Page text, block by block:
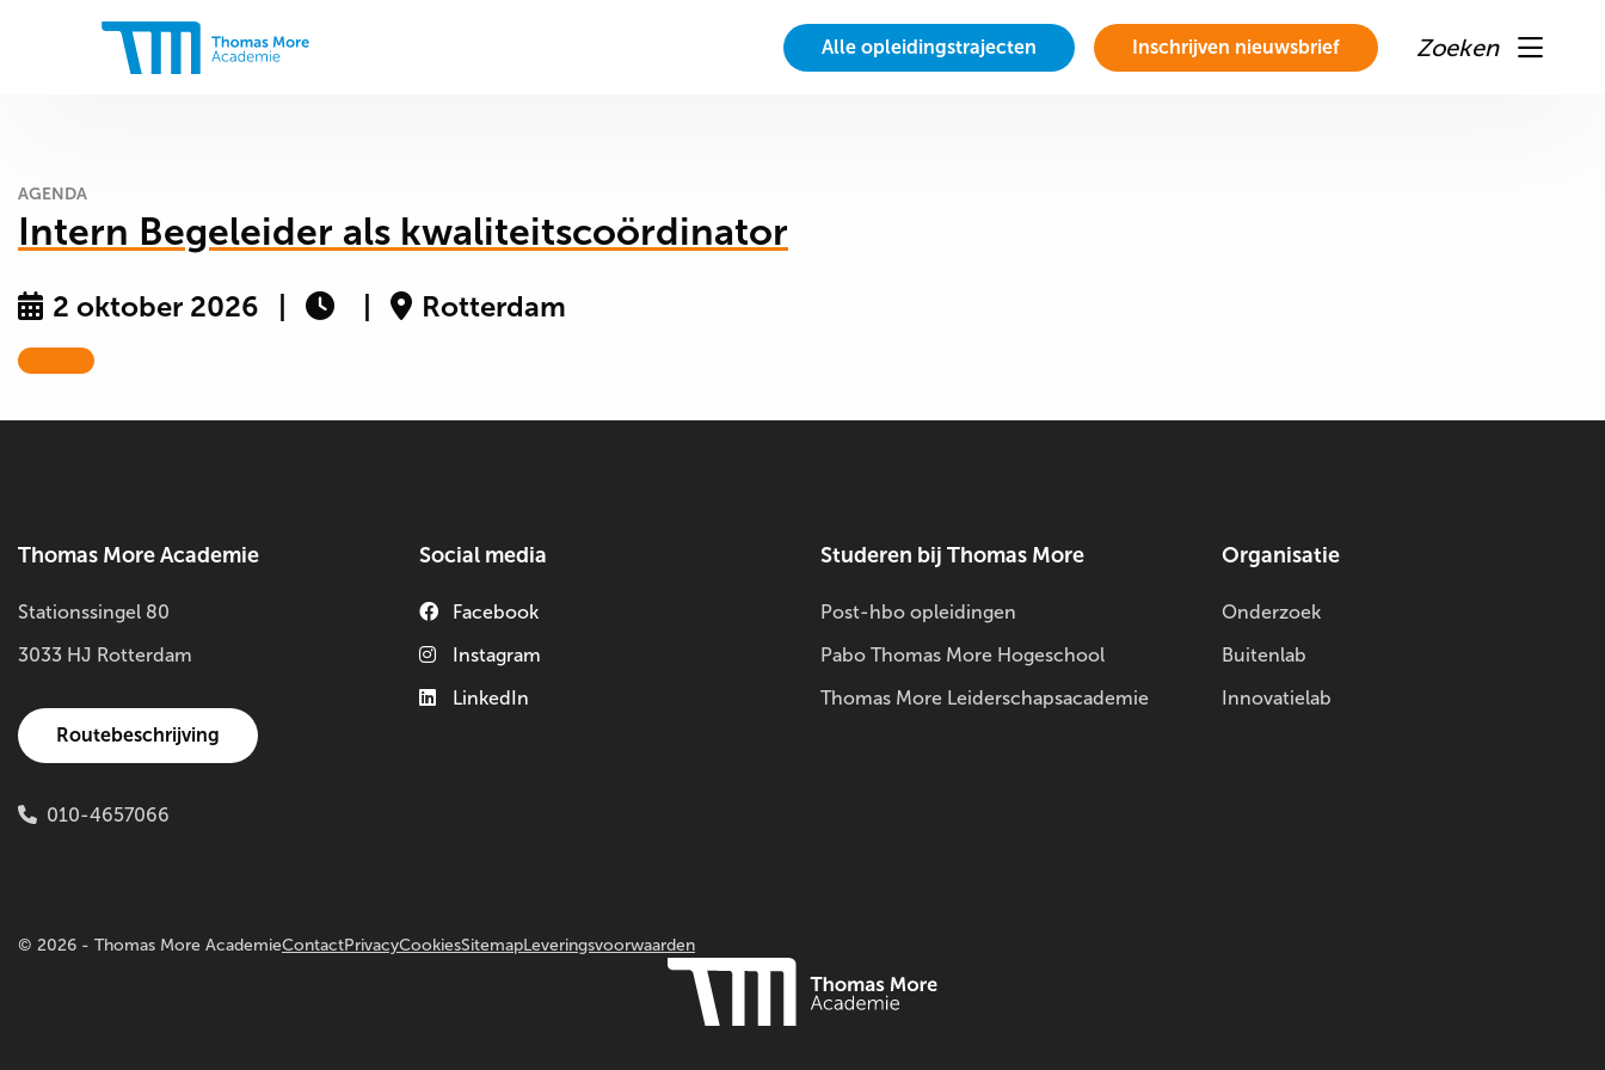
Thomas
Alle opleidingstrajecten Inschrijven nieuwsbrief Zoeken
AGENDA
Intern Begeleider als kwaliteitscoördinator
2 oktober 2026 Rotterdam
Thomas More Academie
Stationssingel 80
3033 HJ Rotterdam
Routebeschrijving
010-4657066
Social media
Facebook
Instagram
LinkedIn
Studeren bij Thomas More
Post-hbo opleidingen
Pabo Thomas More Hogeschool
Thomas More Leiderschapsacademie
Organisatie
Onderzoek
Buitenlab
Innovatielab
© 2026 - Thomas More AcademieContactPrivacyCookiesSitemapLeveringsvoorwaarden